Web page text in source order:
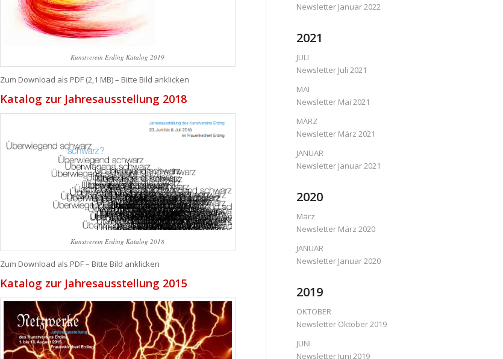
Kunstverein Erding Katalog 2019
Zum Download als PDF (2,1 MB) – Bitte Bild anklicken
Katalog zur Jahresausstellung 2018
Kunstverein Erding Katalog 2018
Zum Download als PDF – Bitte Bild anklicken
Katalog zur Jahresausstellung 2015
Newsletter Januar 2022
2021
JULI
Newsletter Juli 2021
MAI
Newsletter Mai 2021
MÄRZ
Newsletter März 2021
JANUAR
Newsletter Januar 2021
2020
März
Newsletter März 2020
JANUAR
Newsletter Januar 2020
2019
OKTOBER
Newsletter Oktober 2019
JUNI
Newsletter Juni 2019